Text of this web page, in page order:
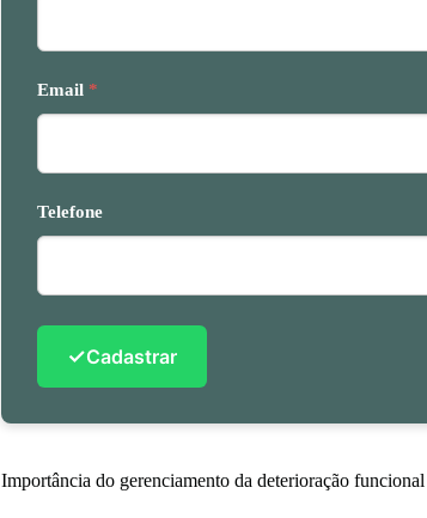
Email *
Telefone
✓Cadastrar
Importância do gerenciamento da deterioração funcional